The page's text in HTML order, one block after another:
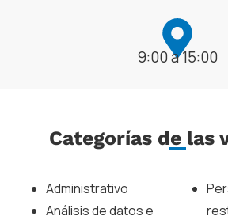
9:00 a 15:00
Categorías de las
Administrativo
Análisis de datos e